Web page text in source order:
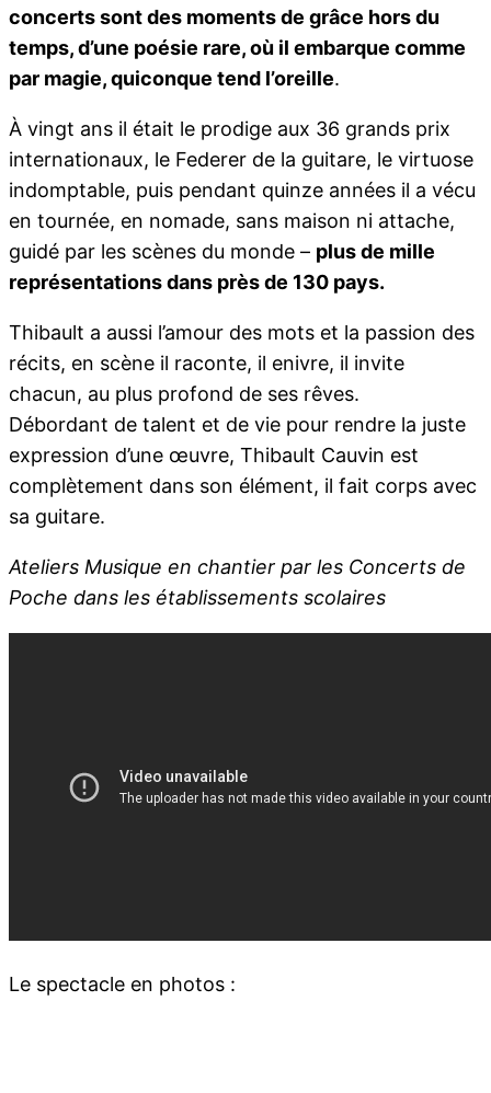
concerts sont des moments de grâce hors du
temps, d’une poésie rare, où il embarque comme
par magie, quiconque tend l’oreille.
À vingt ans il était le prodige aux 36 grands prix
internationaux, le Federer de la guitare, le virtuose
indomptable, puis pendant quinze années il a vécu
en tournée, en nomade, sans maison ni attache,
guidé par les scènes du monde – plus de mille
représentations dans près de 130 pays.
Thibault a aussi l’amour des mots et la passion des
récits, en scène il raconte, il enivre, il invite
chacun, au plus profond de ses rêves.
Débordant de talent et de vie pour rendre la juste
expression d’une œuvre, Thibault Cauvin est
complètement dans son élément, il fait corps avec
sa guitare.
Ateliers Musique en chantier par les Concerts de
Poche dans les établissements scolaires
Le spectacle en photos :